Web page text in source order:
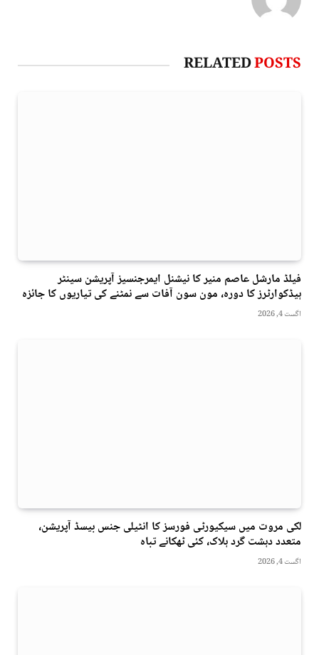
RELATEDPOSTS
فیلڈ مارشل عاصم منیر کا نیشنل ایمرجنسیز آپریشن سینٹر
ہیڈکوارٹرز کا دورہ، مون سون آفات سے نمٹنے کی تیاریوں کا جائزہ
اگست 4, 2026
لکی مروت میں سیکیورٹی فورسز کا انٹیلی جنس بیسڈ آپریشن،
متعدد دہشت گرد ہلاک، کئی ٹھکانے تباہ
اگست 4, 2026